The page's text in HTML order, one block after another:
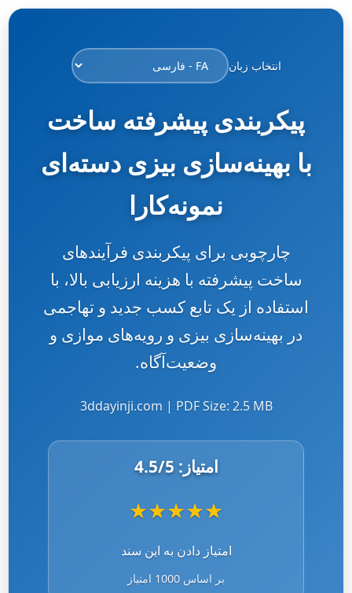
انتخاب زبان
پیکربندی پیشرفته ساخت
با بهینه‌سازی بیزی دسته‌ای
نمونه‌کارا
چارچوبی برای پیکربندی فرآیندهای
ساخت پیشرفته با هزینه ارزیابی بالا، با
استفاده از یک تابع کسب جدید و تهاجمی
در بهینه‌سازی بیزی و رویه‌های موازی و
وضعیت‌آگاه.
3ddayinji.com | PDF Size: 2.5 MB
امتیاز: 4.5/5
★
★
★
★
★
امتیاز دادن به این سند
بر اساس 1000 امتیاز